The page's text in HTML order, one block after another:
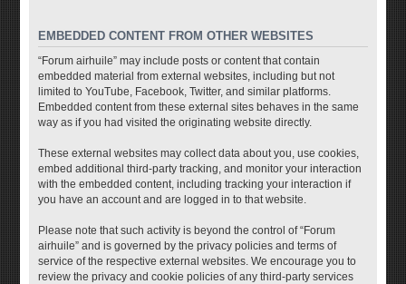
EMBEDDED CONTENT FROM OTHER WEBSITES
“Forum airhuile” may include posts or content that contain
embedded material from external websites, including but not
limited to YouTube, Facebook, Twitter, and similar platforms.
Embedded content from these external sites behaves in the same
way as if you had visited the originating website directly.
These external websites may collect data about you, use cookies,
embed additional third-party tracking, and monitor your interaction
with the embedded content, including tracking your interaction if
you have an account and are logged in to that website.
Please note that such activity is beyond the control of “Forum
airhuile” and is governed by the privacy policies and terms of
service of the respective external websites. We encourage you to
review the privacy and cookie policies of any third-party services